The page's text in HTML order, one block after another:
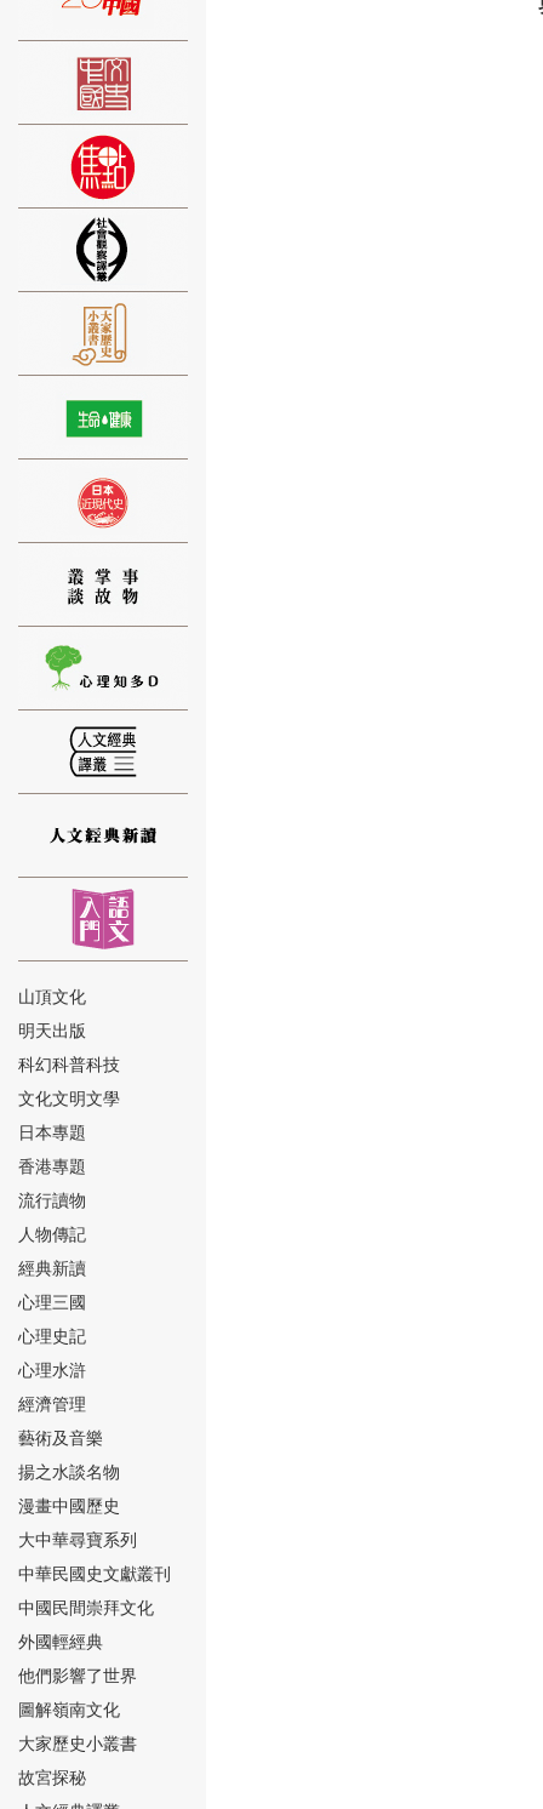
⑫
⑬
⑭
⑮
⑯
⑰
山頂文化
明天出版
科幻科普科技
文化文明文學
日本專題
香港專題
流行讀物
人物傳記
經典新讀
心理三國
心理史記
心理水滸
經濟管理
藝術及音樂
揚之水談名物
漫畫中國歷史
大中華尋寶系列
中華民國史文獻叢刊
中國民間崇拜文化
外國輕經典
他們影響了世界
圖解嶺南文化
大家歷史小叢書
故宮探秘